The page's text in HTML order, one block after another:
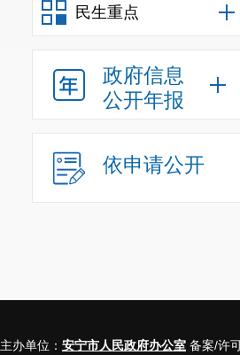
民生重点
政府信息
公开年报
依申请公开
主办单位： 安宁市人民政府办公室 备案/许